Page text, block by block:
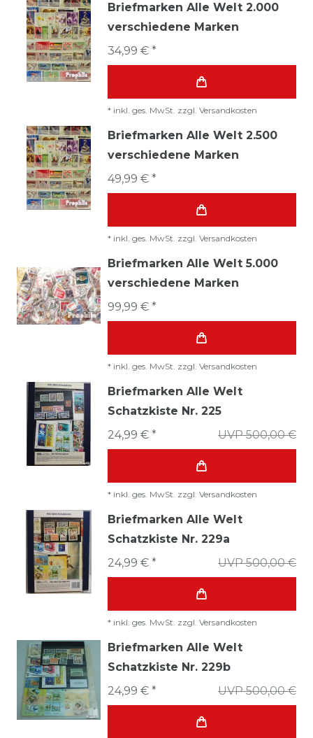
Briefmarken Alle Welt 2.000
verschiedene Marken
34,99 € *
* inkl. ges. MwSt. zzgl. Versandkosten
Briefmarken Alle Welt 2.500
verschiedene Marken
49,99 € *
* inkl. ges. MwSt. zzgl. Versandkosten
Briefmarken Alle Welt 5.000
verschiedene Marken
99,99 € *
* inkl. ges. MwSt. zzgl. Versandkosten
Briefmarken Alle Welt
Schatzkiste Nr. 225
UVP 500,00 €
24,99 € *
* inkl. ges. MwSt. zzgl. Versandkosten
Briefmarken Alle Welt
Schatzkiste Nr. 229a
UVP 500,00 €
24,99 € *
* inkl. ges. MwSt. zzgl. Versandkosten
Briefmarken Alle Welt
Schatzkiste Nr. 229b
UVP 500,00 €
24,99 € *